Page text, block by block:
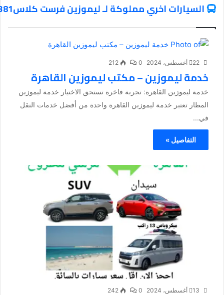
السيارات اخري مملوكة لـ ليموزين فرست كلاس01066877381
22 أغسطس، 2024 0
212
خدمة ليموزين – مكتب ليموزين القاهرة
خدمة ليموزين القاهرة: تجربة فاخرة تستحق الاختيار خدمة ليموزين
المطار تعتبر خدمة ليموزين القاهرة واحدة من أفضل خدمات النقل
في...
التفاصيل »
13 أغسطس، 2024 0
242